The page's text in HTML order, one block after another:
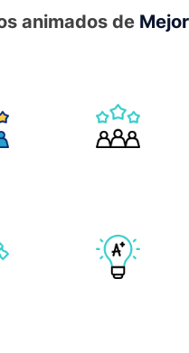
animados de Mejor